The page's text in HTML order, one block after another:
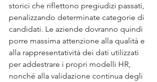
storici che riflettono pregiudizi passati,
penalizzando determinate categorie di
candidati. Le aziende dovranno quindi
porre massima attenzione alla qualità e
alla rappresentatività dei dati utilizzati
per addestrare i propri modelli HR,
nonché alla validazione continua degli